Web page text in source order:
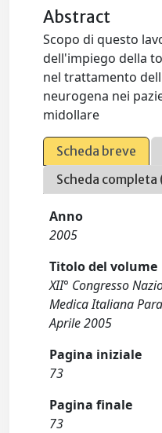
Abstract
Scopo di questo
dell'impiego della
nel trattamento
neurogena nei
midollare
Scheda breve
Scheda completa
Anno
2005
Titolo del volume
XII° Congresso
Medica Italiana
Aprile 2005
Pagina iniziale
73
Pagina finale
73